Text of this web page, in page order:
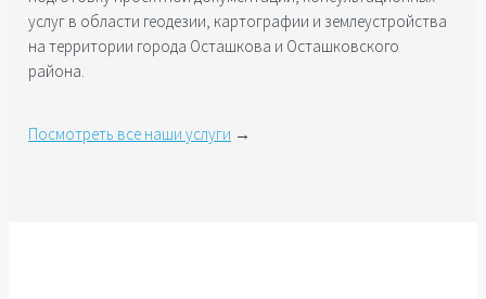
услуг в области геодезии, картографии и землеустройства
на территории города Осташкова и Осташковского
района.
Посмотреть все наши услуги →